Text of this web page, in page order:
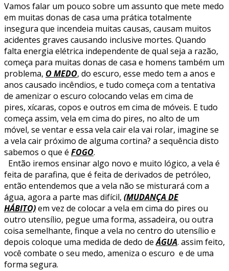
Vamos falar um pouco sobre um assunto que mete medo
em muitas donas de casa uma prática totalmente
insegura que incendeia muitas causas, causam muitos
acidentes graves causando inclusive mortes. Quando
falta energia elétrica independente de qual seja a razão,
começa para muitas donas de casa e homens também um
problema, O MEDO, do escuro, esse medo tem a anos e
anos causado incêndios, e tudo começa com a tentativa
de amenizar o escuro colocando velas em cima de
pires, xícaras, copos e outros em cima de móveis. E tudo
começa assim, vela em cima do pires, no alto de um
móvel, se ventar e essa vela cair ela vai rolar, imagine se
a vela cair próximo de alguma cortina? a sequência disto
sabemos o que é FOGO.
Então iremos ensinar algo novo e muito lógico, a vela é
feita de parafina, que é feita de derivados de petróleo,
então entendemos que a vela não se misturará com a
água, agora a parte mas difícil, (MUDANÇA DE
HÁBITO)em vez de colocar a vela em cima do pires ou
outro utensílio, pegue uma forma, assadeira, ou outra
coisa semelhante, finque a vela no centro do utensílio e
depois coloque uma medida de dedo deÁGUA. assim feito,
você combate o seu medo, ameniza o escuro e de uma
forma segura.